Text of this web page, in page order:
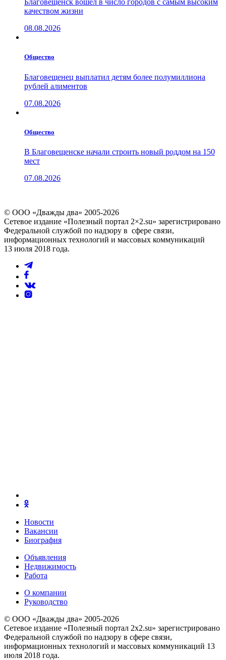
Благовещенск вошел в число городов с самым высоким
качеством жизни
08.08.2026
Общество
Благовещенец выплатил детям более полумиллиона
рублей алиментов
07.08.2026
Общество
В Благовещенске начали строить новый роддом на 150
мест
07.08.2026
© ООО «Дважды два» 2005-2026
Сетевое издание «Полезный портал 2×2.su» зарегистрировано
Федеральной службой по надзору в сфере связи,
информационных технологий и массовых коммуникаций
13 июля 2018 года.
Новости
Вакансии
Биография
Объявления
Недвижимость
Работа
О компании
Руководство
© ООО «Дважды два» 2005-2026
Сетевое издание «Полезный портал 2x2.su» зарегистрировано
Федеральной службой по надзору в сфере связи,
информационных технологий и массовых коммуникаций 13
июля 2018 года.